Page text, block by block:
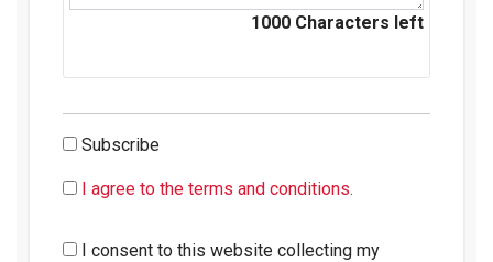
1000 Characters left
Subscribe
I agree to the terms and conditions.
I consent to this website collecting my